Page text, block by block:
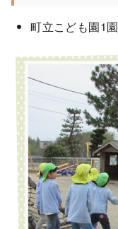
町立こども園1園